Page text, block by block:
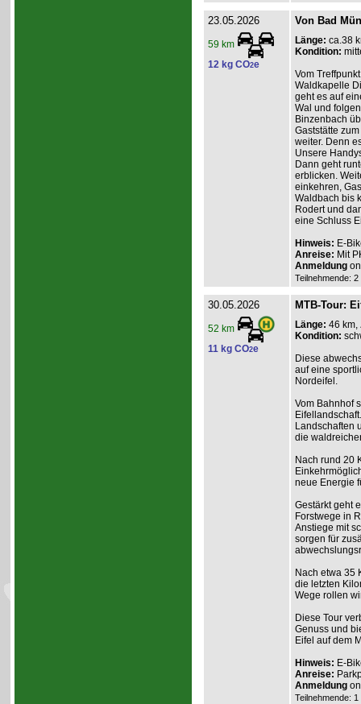
23.05.2026
59 km
12 kg CO2e
Von Bad
Länge: ca.38
Kondition:
Vom
Waldkapelle
geht es auf
Wal und
Binzenbach
Gaststätte
weiter. Denn
Unsere
Dann geht
erblicken.
einkehren,
Waldbach bis
Rodert und
eine Schluss
Hinweis: E-
Anreise: Mit
Anmeldung
Teilnehmende:
30.05.2026
52 km
11 kg CO2e
MTB-Tour:
Länge: 46 km,
Kondition:
Diese
auf eine
Nordeifel.
Vom Bahnhof
Landschaften
die
Nach rund 20
neue Energie
Gestärkt geht
Forstwege in
Anstiege mit
sorgen für
Nach etwa 35
die letzten
Wege rollen
Diese Tour
Genuss und
Eifel auf dem
Hinweis: E-
Anreise:
Anmeldung
Teilnehmende: